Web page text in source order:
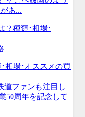
あ...
相場･オススメの買
道ファンも注目し
50周年を記念して